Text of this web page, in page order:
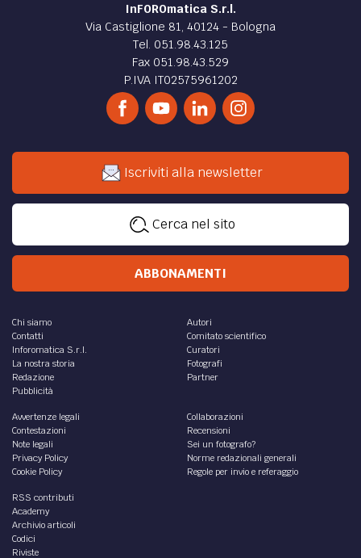
InFOROmatica S.r.l.
Via Castiglione 81, 40124 - Bologna
Tel. 051.98.43.125
Fax 051.98.43.529
P.IVA IT02575961202
Iscriviti alla newsletter
Cerca nel sito
ABBONAMENTI
Chi siamo
Contatti
Inforomatica S.r.l.
La nostra storia
Redazione
Pubblicità
Autori
Comitato scientifico
Curatori
Fotografi
Partner
Avvertenze legali
Contestazioni
Note legali
Privacy Policy
Cookie Policy
Collaborazioni
Recensioni
Sei un fotografo?
Norme redazionali generali
Regole per invio e referaggio
RSS contributi
Academy
Archivio articoli
Codici
Riviste